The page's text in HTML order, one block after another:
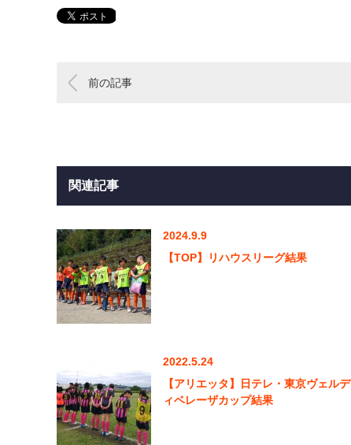
前の記事
関連記事
2024.9.9
【TOP】リハウスリーグ結果
2022.5.24
【アリエッタ】日テレ・東京ヴェルデ
ィベレーザカップ結果